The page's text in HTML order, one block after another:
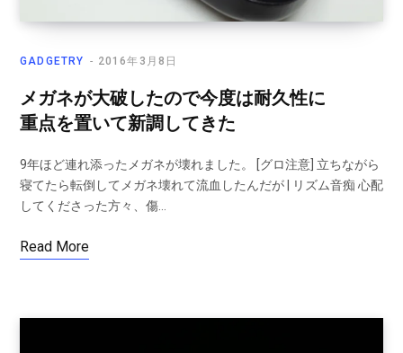
GADGETRY 2016年3月8日
メガネが大破したので今度は耐久性に
重点を置いて新調してきた
9年ほど連れ添ったメガネが壊れました。 [グロ注意] 立ちながら
寝てたら転倒してメガネ壊れて流血したんだが | リズム音痴 心配
してくださった方々、傷…
Read More